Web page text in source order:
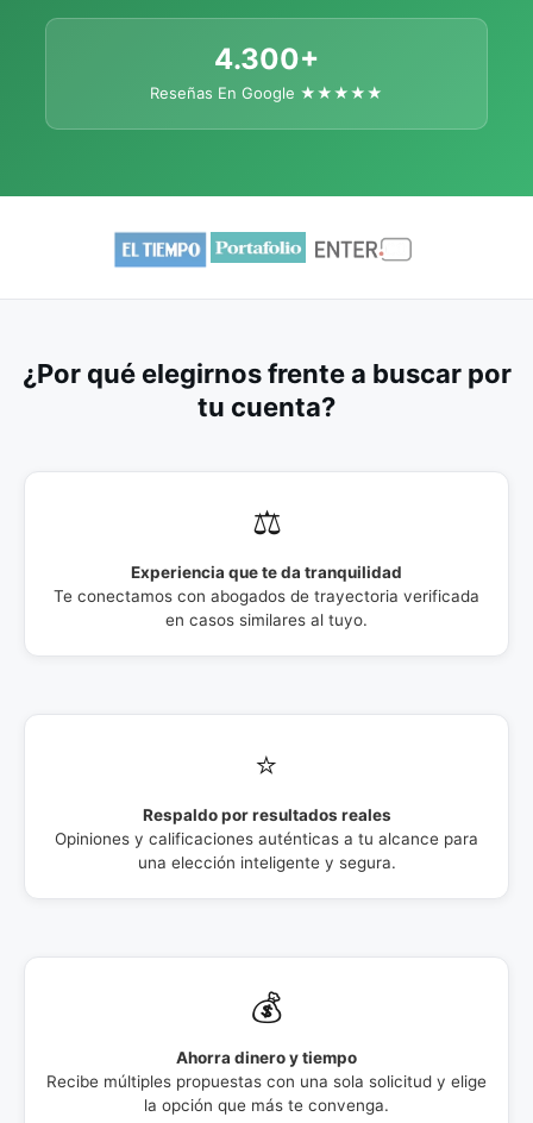
4.300+
Reseñas En Google ★★★★★
¿Por qué elegirnos frente a buscar por
tu cuenta?
⚖️
Experiencia que te da tranquilidad
Te conectamos con abogados de trayectoria verificada
en casos similares al tuyo.
⭐
Respaldo por resultados reales
Opiniones y calificaciones auténticas a tu alcance para
una elección inteligente y segura.
💰
Ahorra dinero y tiempo
Recibe múltiples propuestas con una sola solicitud y elige
la opción que más te convenga.